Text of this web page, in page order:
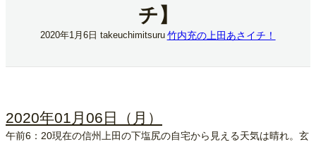
チ】
2020年1月6日 takeuchimitsuru 竹内充の上田あさイチ！
2020年01月06日（月）
午前6：20現在の信州上田の下塩尻の自宅から見える天気は晴れ。玄